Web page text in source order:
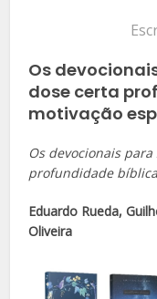
Os
dose certa
motivação
Os devocionais
profundidade
Eduardo Rueda,
Oliveira